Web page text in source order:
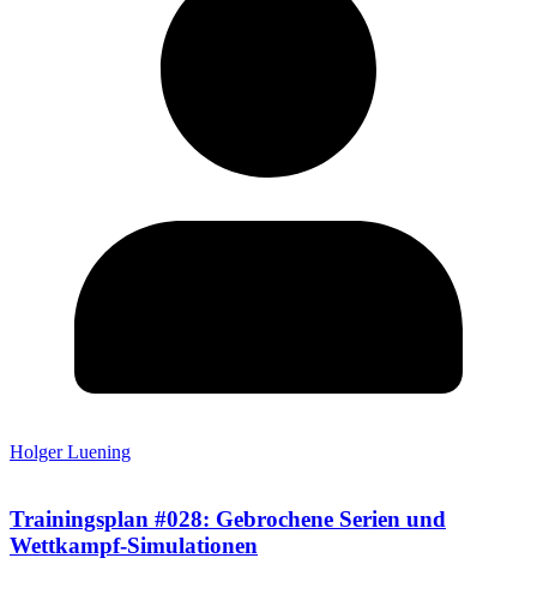
Holger Luening
Trainingsplan #028: Gebrochene Serien und
Wettkampf-Simulationen